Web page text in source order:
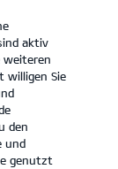
KONTAKT
aktiv
weiteren
willigen Sie
den
und
genutzt